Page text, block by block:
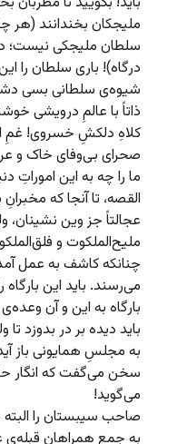
ملیجکان بخندانند
سلطان ملیجکی نیست؛
درگاه)! باری سلطان را
شیوه‌ی سلطانی بسی
ذاتاً با عالمِ درویشی
کلاهِ دلکشِ خسروی! غمِ
صحرای بی‌وفای خاک و
ما را چه به این اموراتِ
القصه، تا آنجا که مخبرانِ
عجالتاً جز وین نشینان،
ملیح‌الملکوت و
چنانکه کاشف به عمل
می‌رسند. باید این
بارگاه به این و آن
باید دیده بر در بدوزد
به مجلسِ همایونی باز
سخن می‌گفت که انگار
می‌گوید!
صاحب سیبستان را البته
به جمعِ همراهان قبله‌ی